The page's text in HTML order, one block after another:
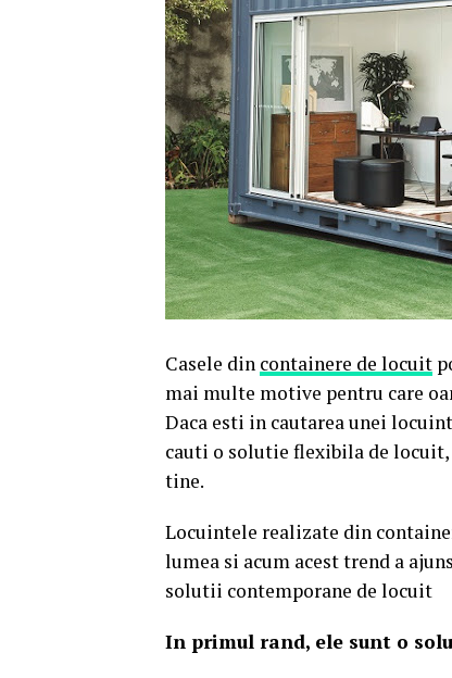
Casele din containere de locuit
mai multe motive pentru care
Daca esti in cautarea unei
cauti o solutie flexibila de
tine.
Locuintele realizate din
lumea si acum acest trend a
solutii contemporane de locuit
In primul rand, ele sunt o